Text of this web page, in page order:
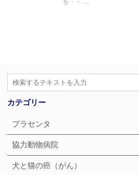
カテゴリー
プラセンタ
協力動物病院
犬と猫の癌（がん）